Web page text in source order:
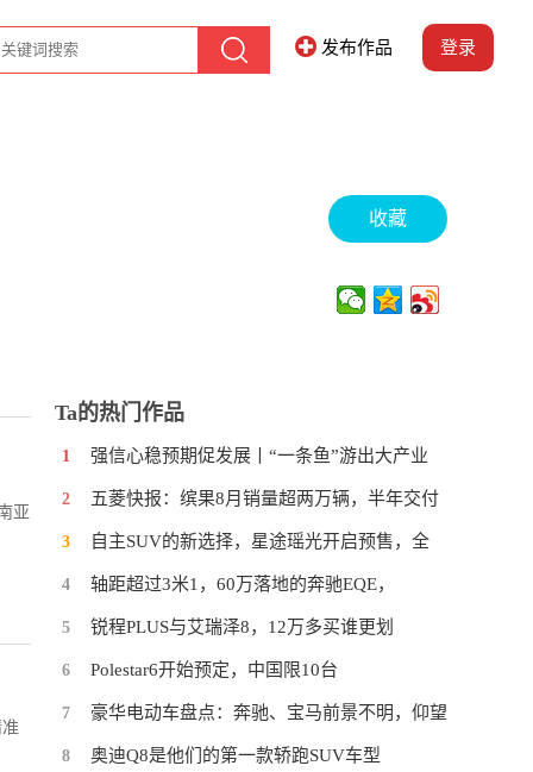
发布作品 登录
收藏
亚
Ta的热门作品
1 强信心稳预期促发展丨“一条鱼”游出大产业
2 五菱快报：缤果8月销量超两万辆，半年交付
3 自主SUV的新选择，星途瑶光开启预售，全
4 轴距超过3米1，60万落地的奔驰EQE，
5 锐程PLUS与艾瑞泽8，12万多买谁更划
6 Polestar6开始预定，中国限10台
7 豪华电动车盘点：奔驰、宝马前景不明，仰望
8 奥迪Q8是他们的第一款轿跑SUV车型